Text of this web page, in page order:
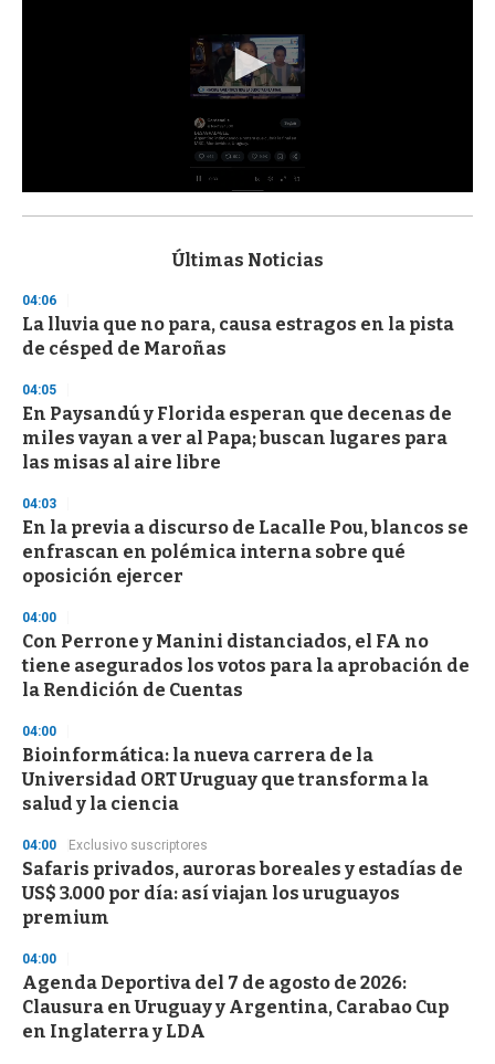
s
d
s
o
f
3
s
e
c
o
d
s
Últimas Noticias
04:06
La lluvia que no para, causa estragos en la pista
de césped de Maroñas
04:05
En Paysandú y Florida esperan que decenas de
miles vayan a ver al Papa; buscan lugares para
las misas al aire libre
04:03
En la previa a discurso de Lacalle Pou, blancos se
enfrascan en polémica interna sobre qué
oposición ejercer
04:00
Con Perrone y Manini distanciados, el FA no
tiene asegurados los votos para la aprobación de
la Rendición de Cuentas
04:00
Bioinformática: la nueva carrera de la
Universidad ORT Uruguay que transforma la
salud y la ciencia
04:00 Exclusivo suscriptores
Safaris privados, auroras boreales y estadías de
US$ 3.000 por día: así viajan los uruguayos
premium
04:00
Agenda Deportiva del 7 de agosto de 2026:
Clausura en Uruguay y Argentina, Carabao Cup
en Inglaterra y LDA